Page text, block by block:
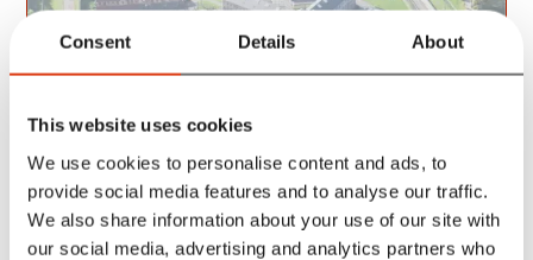
Consent Details About
This website uses cookies
We use cookies to personalise content and ads, to
provide social media features and to analyse our traffic.
We also share information about your use of our site with
our social media, advertising and analytics partners who
Tilmeld dig gratis her